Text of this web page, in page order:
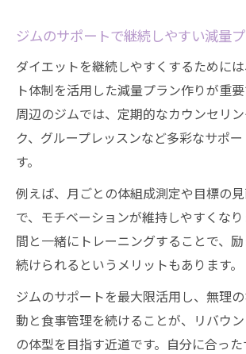
ジムのサポートで継続しやすい減量
ダイエットを継続しやすくするために
ト体制を活用した減量プラン作りが重
周辺のジムでは、定期的なカウンセリ
ク、グループレッスンなど多彩なサポ
す。
例えば、月ごとの体組成測定や目標の
で、モチベーションが維持しやすくな
間と一緒にトレーニングすることで、
続けられるというメリットもあります。
ジムのサポートを最大限活用し、無理
動と食事管理を続けることが、リバウ
の体型を目指す近道です。自分に合っ